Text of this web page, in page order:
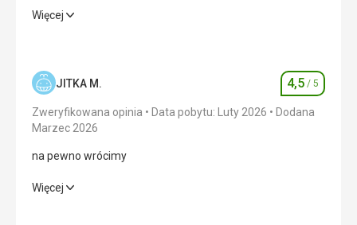
Doskonałe jedzenie. Niesamowity hotel i lokalizacja.
Zakwaterowanie 5,0/ 5
Okolica 5,0/ 5
Więcej
JITKA M. Ocena
4,5 / 5
Zweryfikowana opinia Data pobytu: Luty 2026
Dodana
Marzec 2026
na pewno wrócimy
na pewno wrócimy
Więcej